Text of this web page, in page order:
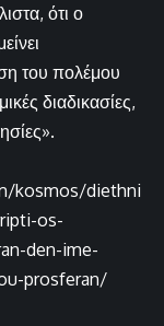
ότι ο
του πολέμου
διαδικασίες,
kosmos/diethni
os-
den-ime-
prosferan/